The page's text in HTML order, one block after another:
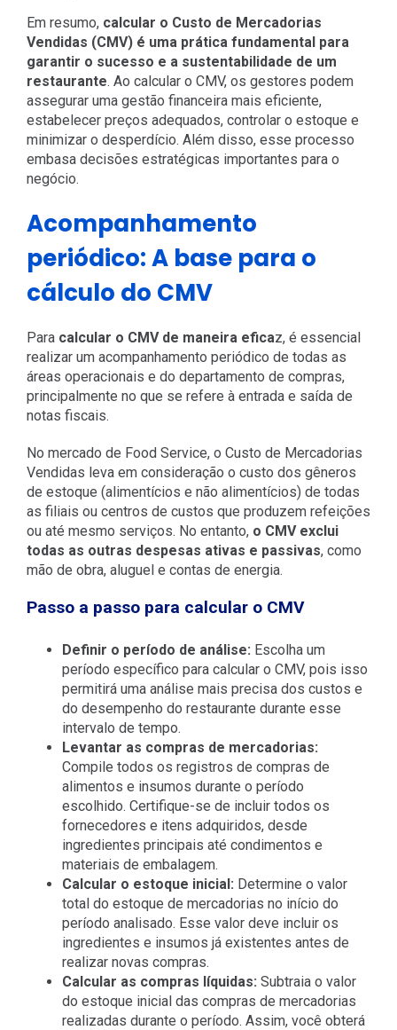
Em resumo, calcular o Custo de Mercadorias
Vendidas (CMV) é uma prática fundamental para
garantir o sucesso e a sustentabilidade de um
restaurante. Ao calcular o CMV, os gestores podem
assegurar uma gestão financeira mais eficiente,
estabelecer preços adequados, controlar o estoque e
minimizar o desperdício. Além disso, esse processo
embasa decisões estratégicas importantes para o
negócio.
Acompanhamento
periódico: A base para o
cálculo do CMV
Para calcular o CMV de maneira eficaz, é essencial
realizar um acompanhamento periódico de todas as
áreas operacionais e do departamento de compras,
principalmente no que se refere à entrada e saída de
notas fiscais.
No mercado de Food Service, o Custo de Mercadorias
Vendidas leva em consideração o custo dos gêneros
de estoque (alimentícios e não alimentícios) de todas
as filiais ou centros de custos que produzem refeições
ou até mesmo serviços. No entanto, o CMV exclui
todas as outras despesas ativas e passivas, como
mão de obra, aluguel e contas de energia.
Passo a passo para calcular o CMV
Definir o período de análise: Escolha um
período específico para calcular o CMV, pois isso
permitirá uma análise mais precisa dos custos e
do desempenho do restaurante durante esse
intervalo de tempo.
Levantar as compras de mercadorias:
Compile todos os registros de compras de
alimentos e insumos durante o período
escolhido. Certifique-se de incluir todos os
fornecedores e itens adquiridos, desde
ingredientes principais até condimentos e
materiais de embalagem.
Calcular o estoque inicial: Determine o valor
total do estoque de mercadorias no início do
período analisado. Esse valor deve incluir os
ingredientes e insumos já existentes antes de
realizar novas compras.
Calcular as compras líquidas: Subtraia o valor
do estoque inicial das compras de mercadorias
realizadas durante o período. Assim, você obterá